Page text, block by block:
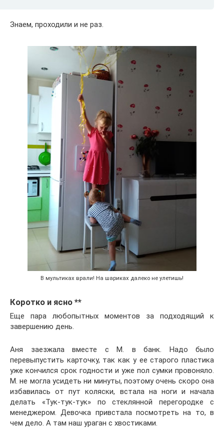
Знаем, проходили и не раз.
В мультиках врали! На шариках далеко не улетишь!
Коротко и ясно **
Еще пара любопытных моментов за подходящий к
завершению день.
Аня заезжала вместе с М. в банк. Надо было
перевыпустить карточку, так как у ее старого пластика
уже кончился срок годности и уже пол сумки провоняло.
М. не могла усидеть ни минуты, поэтому очень скоро она
избавилась от пут коляски, встала на ноги и начала
делать «Тук-тук-тук» по стеклянной перегородке с
менеджером. Девочка привстала посмотреть на то, в
чем дело. А там наш ураган с хвостиками.